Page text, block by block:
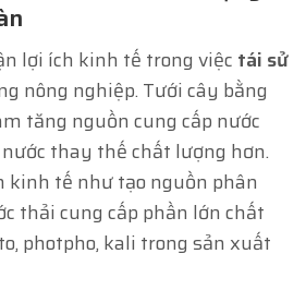
lợi ích kinh tế trong việc tái sử
nông nghiệp. Tưới cây bằng
tăng nguồn cung cấp nước
thay thế chất lượng hơn.
kinh tế như tạo nguồn phân
thải cung cấp phần lớn chất
photpho, kali trong sản xuất